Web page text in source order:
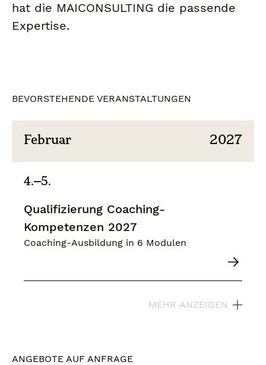
hat die MAICONSULTING die passende
Expertise.
BEVORSTEHENDE VERANSTALTUNGEN
Februar 2027
4.–5.
Qualifizierung Coaching-
Kompetenzen 2027
Coaching-Ausbildung in 6 Modulen
MEHR ANZEIGEN
ANGEBOTE AUF ANFRAGE